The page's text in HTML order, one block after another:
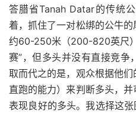
答腊省Tanah Datar的传统
着，抓住了一对松绑的公牛
约60-250米（200-820英尺
赛”，但多头并没有直接竞争
取而代之的是，观众根据他
直跑的能力）来判断多头，
表现良好的多头。我选择这